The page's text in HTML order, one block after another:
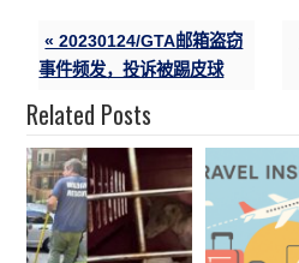
« 20230124/GTA邮箱盗窃
事件频发，投诉被踢皮球
Related Posts